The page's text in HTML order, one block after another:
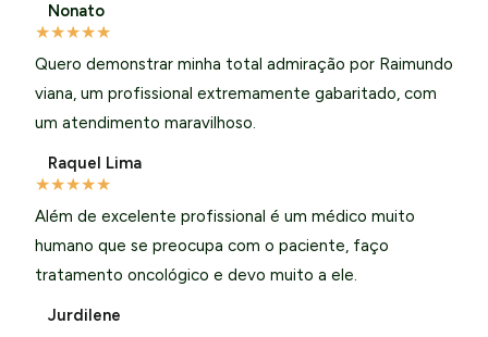
Nonato
★★★★★
Quero demonstrar minha total admiração por Raimundo
viana, um profissional extremamente gabaritado, com
um atendimento maravilhoso.
Raquel Lima
★★★★★
Além de excelente profissional é um médico muito
humano que se preocupa com o paciente, faço
tratamento oncológico e devo muito a ele.
Jurdilene